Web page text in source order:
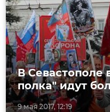
9 мая 2017, 12:19
В Севастополе
полка" идут